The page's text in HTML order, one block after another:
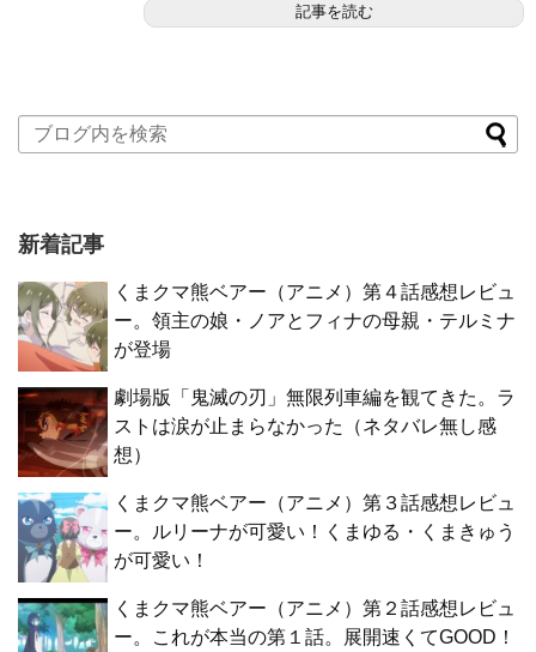
記事を読む
新着記事
くまクマ熊ベアー（アニメ）第４話感想レビュ
ー。領主の娘・ノアとフィナの母親・テルミナ
が登場
劇場版「鬼滅の刃」無限列車編を観てきた。ラ
ストは涙が止まらなかった（ネタバレ無し感
想）
くまクマ熊ベアー（アニメ）第３話感想レビュ
ー。ルリーナが可愛い！くまゆる・くまきゅう
が可愛い！
くまクマ熊ベアー（アニメ）第２話感想レビュ
ー。これが本当の第１話。展開速くてGOOD！